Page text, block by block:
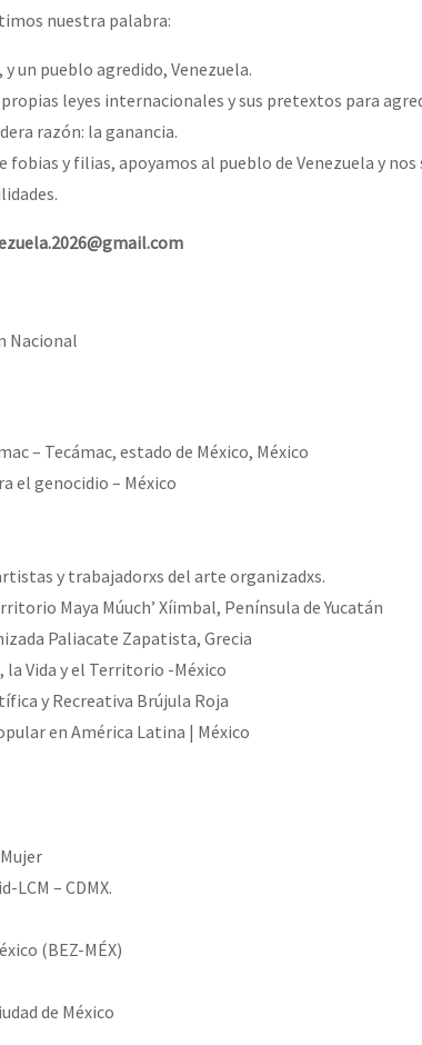
30 años de Resistencia y Rebeldía
nuestra palabra:
y un pueblo agredido, Venezuela.
leyes internacionales y sus pretextos para
razón: la ganancia.
fobias y filias, apoyamos al pueblo de Venezuela y
Nacional
– Tecámac, estado de México, México
el genocidio – México
y trabajadorxs del arte organizadxs.
Maya Múuch’ Xíimbal, Península de Yucatán
Paliacate Zapatista, Grecia
Vida y el Territorio -México
y Recreativa Brújula Roja
en América Latina | México
LCM – CDMX.
(BEZ-MÉX)
de México